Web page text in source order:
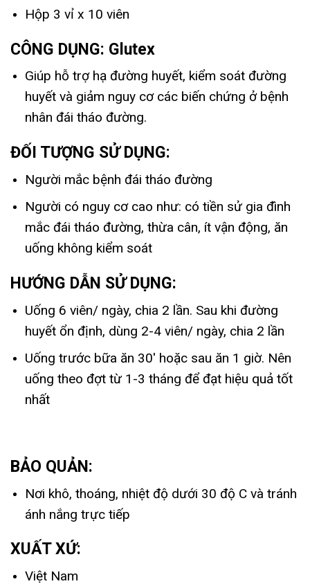
Hộp 3 vỉ x 10 viên
CÔNG DỤNG: Glutex
Giúp hỗ trợ hạ đường huyết, kiểm soát đường
huyết và giảm nguy cơ các biến chứng ở bệnh
nhân đái tháo đường.
ĐỐI TƯỢNG SỬ DỤNG:
Người mắc bệnh đái tháo đường
Người có nguy cơ cao như: có tiền sử gia đình
mắc đái tháo đường, thừa cân, ít vận động, ăn
uống không kiểm soát
HƯỚNG DẪN SỬ DỤNG:
Uống 6 viên/ ngày, chia 2 lần. Sau khi đường
huyết ổn định, dùng 2-4 viên/ ngày, chia 2 lần
Uống trước bữa ăn 30′ hoặc sau ăn 1 giờ. Nên
uống theo đợt từ 1-3 tháng để đạt hiệu quả tốt
nhất
BẢO QUẢN:
Nơi khô, thoáng, nhiệt độ dưới 30 độ C và tránh
ánh nắng trực tiếp
XUẤT XỨ:
Việt Nam